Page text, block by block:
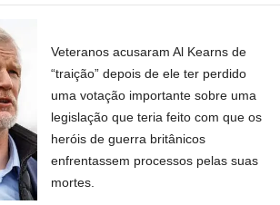
Veteranos acusaram Al Kearns de
“traição” depois de ele ter perdido
uma votação importante sobre uma
legislação que teria feito com que os
heróis de guerra britânicos
enfrentassem processos pelas suas
mortes.